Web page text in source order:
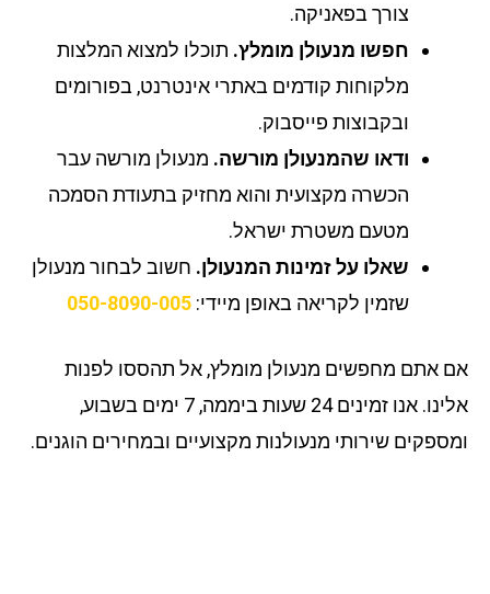
צורך בפאניקה.
חפשו מנעולן מומלץ.תוכלו למצוא המלצות
מלקוחות קודמים באתרי אינטרנט, בפורומים
ובקבוצות פייסבוק.
ודאו שהמנעולן מורשה.מנעולן מורשה עבר
הכשרה מקצועית והוא מחזיק בתעודת הסמכה
מטעם משטרת ישראל.
שאלו על זמינות המנעולן.חשוב לבחור מנעולן
שזמין לקריאה באופן מיידי:050-8090-005
אתם מחפשים מנעולן מומלץ, אל תהססו לפנות
אלינו. אנו זמינים 24 שעות ביממה, 7 ימים בשבוע,
שירותי מנעולנות מקצועיים ובמחירים הוגנים.